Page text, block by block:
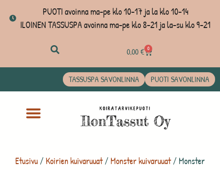
PUOTI avoinna ma-pe klo 10-17 ja la klo 10-14
ILOINEN TASSUSPA avoinna ma-pe klo 8-21 ja la-su klo 9-21
0,00€ 0
TASSUSPA SAVONLINNA PUOTI SAVONLINNA
Etusivu /Koirien kuivaruuat/ Monster kuivaruuat/ Monster